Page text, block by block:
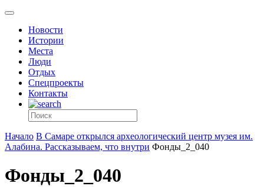
Новости
Истории
Места
Люди
Отдых
Спецпроекты
Контакты
Начало В Самаре открылся археологический центр музея им.
Алабина. Рассказываем, что внутри Фонды_2_040
Фонды_2_040